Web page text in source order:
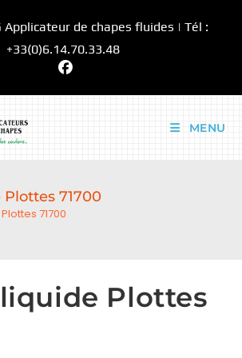
Applicateur de chapes fluides | Tél :
+33(0)6.14.70.33.48
MENU
71700
71700
Plottes